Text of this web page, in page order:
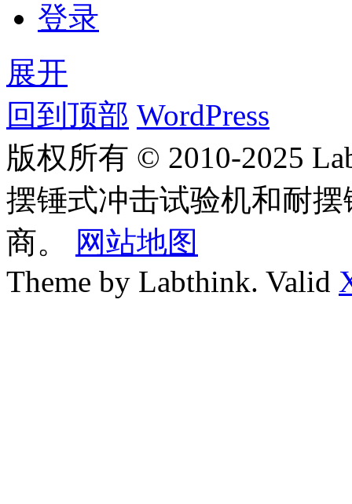
登录
展开
回到顶部 WordPress
版权所有 © 2010-2025
摆锤式冲击试验机和耐
商。
网站地图
Theme by Labthink. Valid